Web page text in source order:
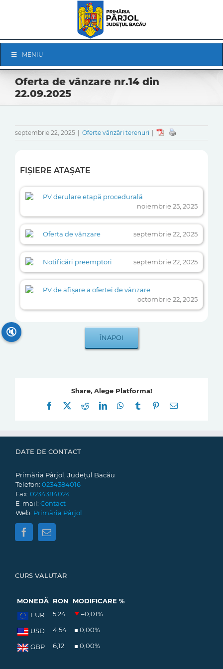
Navigation
MENIU
Oferta de vânzare nr.14 din
22.09.2025
septembrie 22, 2025 Oferte vânzări terenuri
FIȘIERE ATAȘATE
PV derulare etapă procedurală
noiembrie 25, 2025
Oferta de vânzare septembrie 22, 2025
Notificări preemptori septembrie 22, 2025
PV de afișare a ofertei de vânzare
octombrie 22, 2025
Share, Alege Platforma!
Facebook
RedditLinkedInWhatsApp
Tumblr Pinterest
E-
DATE DE CONTACT
Primăria Pârjol, Județul Bacău
Telefon: 0234384016
Fax: 0234384024
E-mail: Contact
Web: Primăria Pârjol
CURS VALUTAR
MONEDĂ RON
MODIFICARE %
EUR
5,24 –0,01%
USD 4,54 0,00%
GBP 6,12 0,00%
🔇